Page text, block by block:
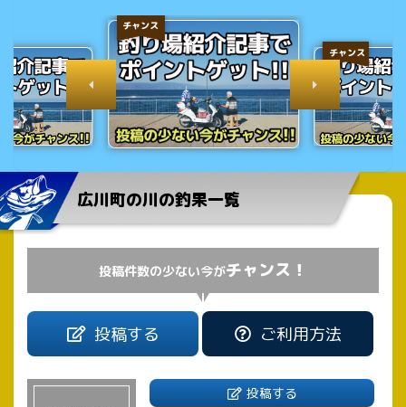
チャンス
チャンス
広川町の川の釣果一覧
投稿件数の少ない今がチャンス！
投稿する ご利用方法
投稿する